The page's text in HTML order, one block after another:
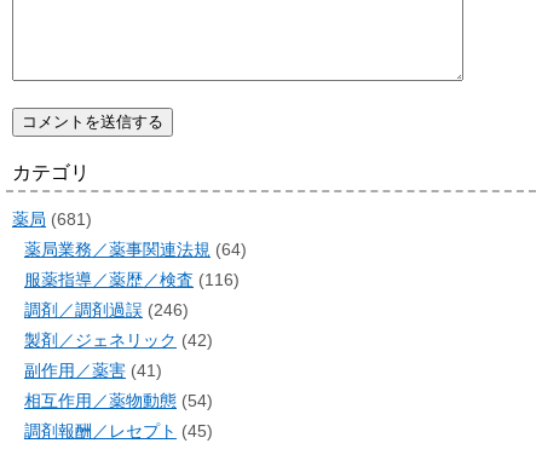
カテゴリ
薬局 (681)
薬局業務／薬事関連法規 (64)
服薬指導／薬歴／検査 (116)
調剤／調剤過誤 (246)
製剤／ジェネリック (42)
副作用／薬害 (41)
相互作用／薬物動態 (54)
調剤報酬／レセプト (45)